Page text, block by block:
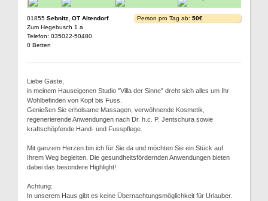
01855 Sebnitz, OT Altendorf
Zum Hegebusch 1 a
Telefon: 035022-50480
0 Betten
Person pro Tag ab: 50€
Liebe Gäste,
in meinem Hauseigenen Studio "Villa der Sinne" dreht sich alles um Ihr
Wohlbefinden von Kopf bis Fuss.
Genießen Sie erholsame Massagen, verwöhnende Kosmetik,
regenerierende Anwendungen nach Dr. h.c. P. Jentschura sowie
kraftschöpfende Hand- und Fusspflege.
Mit ganzem Herzen bin ich für Sie da und möchten Sie ein Stück auf
Ihrem Weg begleiten. Die gesundheitsfördernden Anwendungen bieten
dabei das besondere Highlight!
Achtung:
In unserem Haus gibt es keine Übernachtungsmöglichkeit für Urlauber.